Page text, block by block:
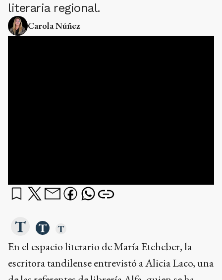
literaria regional.
Carola Núñez
En el espacio literario de María Etcheber, la
escritora tandilense entrevistó a Alicia Laco, una